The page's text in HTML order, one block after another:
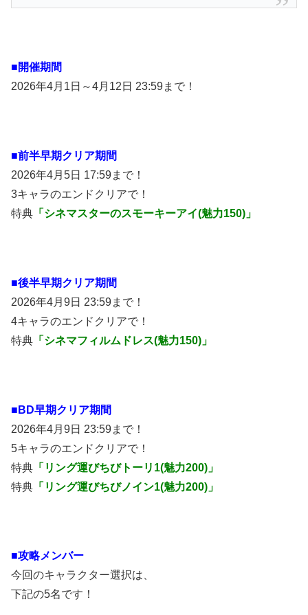
■開催期間
2026年4月1日～4月12日 23:59まで！
■前半早期クリア期間
2026年4月5日 17:59まで！
3キャラのエンドクリアで！
特典 「シネマスターのスモーキーアイ(魅力150)」
■後半早期クリア期間
2026年4月9日 23:59まで！
4キャラのエンドクリアで！
特典 「シネマフィルムドレス(魅力150)」
■BD早期クリア期間
2026年4月9日 23:59まで！
5キャラのエンドクリアで！
特典 「リング運びちびトーリ1(魅力200)」
特典 「リング運びちびノイン1(魅力200)」
■攻略メンバー
今回のキャラクター選択は、
下記の5名です！